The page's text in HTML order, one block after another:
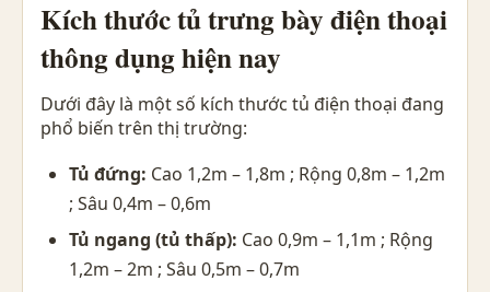
Kích thước tủ trưng bày điện thoại
thông dụng hiện nay
Dưới đây là một số kích thước tủ điện thoại đang
phổ biến trên thị trường:
Tủ đứng: Cao 1,2m – 1,8m ; Rộng 0,8m – 1,2m
; Sâu 0,4m – 0,6m
Tủ ngang (tủ thấp): Cao 0,9m – 1,1m ; Rộng
1,2m – 2m ; Sâu 0,5m – 0,7m